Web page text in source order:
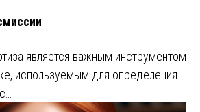
является важным инструментом
используемым для определения